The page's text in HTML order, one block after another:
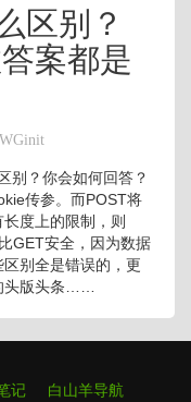
区别？
案都是
WGinit
别？你会如何回答？
传参。而POST将
度上的限制，则
GET安全，因为数据
别全是错误的，更
头版头条……
记
白山羊导航